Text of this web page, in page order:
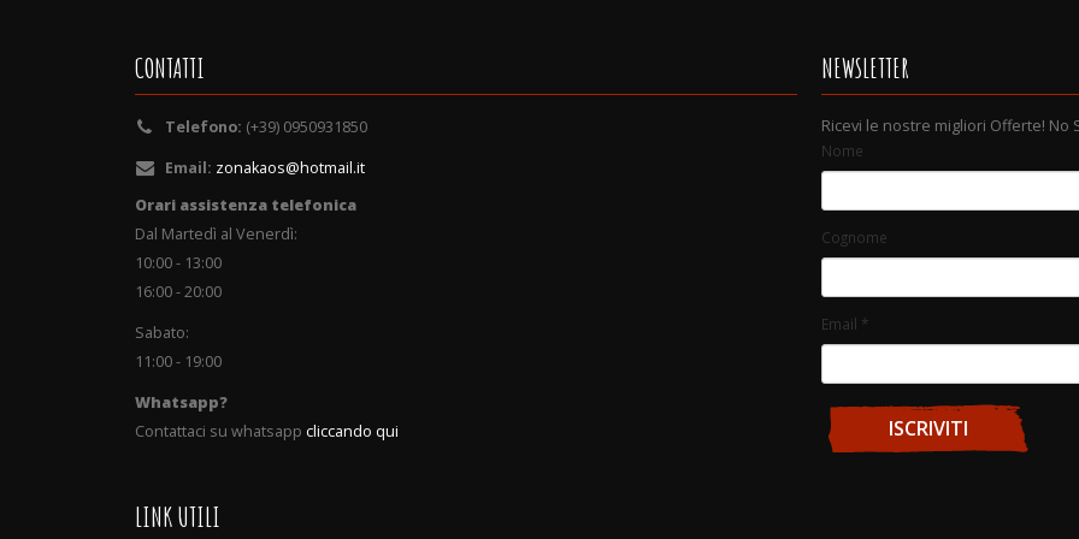
CONTATTI
Telefono: (+39) 0950931850
Email: zonakaos@hotmail.it
Orari assistenza telefonica
Dal Martedì al Venerdì:
10:00 - 13:00
16:00 - 20:00
Sabato:
11:00 - 19:00
Whatsapp?
Contattaci su whatsapp cliccando qui
LINK UTILI
NEWSLETTER
Ricevi le nostre migliori Offerte! No
Nome
Cognome
Email *